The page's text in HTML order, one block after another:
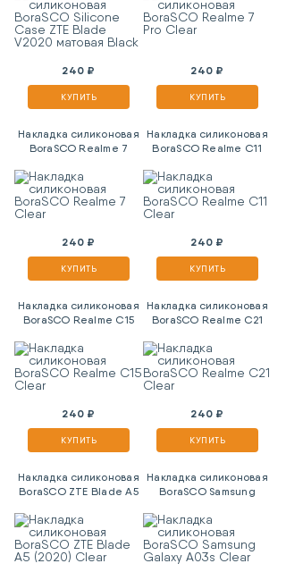
240 ₽
КУПИТЬ
240 ₽
КУПИТЬ
Накладка силиконовая
BoraSCO Realme 7
240 ₽
КУПИТЬ
Накладка силиконовая
BoraSCO Realme C11
240 ₽
КУПИТЬ
Накладка силиконовая
BoraSCO Realme C15
240 ₽
КУПИТЬ
Накладка силиконовая
BoraSCO Realme C21
240 ₽
КУПИТЬ
Накладка силиконовая
BoraSCO ZTE Blade A5
Накладка силиконовая
BoraSCO Samsung